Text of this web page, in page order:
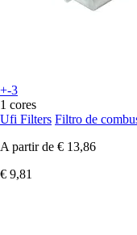
+-3
1 cores
Ufi Filters Filtro de
A partir de € 13,86
€ 9,81